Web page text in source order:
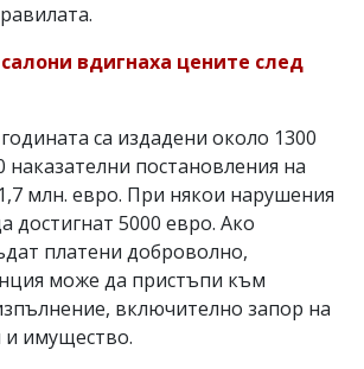
вдигнаха цените след
са издадени около 1300
наказателни постановления на
млн. евро. При някои нарушения
достигнат 5000 евро. Ако
платени доброволно,
може да пристъпи към
включително запор на
и имущество.